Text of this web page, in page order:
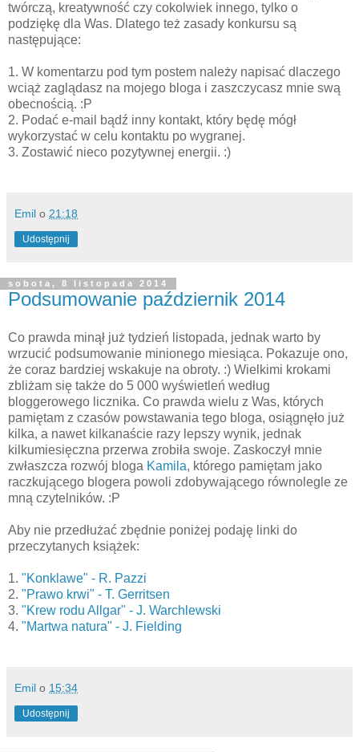
twórczą, kreatywność czy cokolwiek innego, tylko o
podziękę dla Was. Dlatego też zasady konkursu są
następujące:
1. W komentarzu pod tym postem należy napisać dlaczego
wciąż zaglądasz na mojego bloga i zaszczycasz mnie swą
obecnością. :P
2. Podać e-mail bądź inny kontakt, który będę mógł
wykorzystać w celu kontaktu po wygranej.
3. Zostawić nieco pozytywnej energii. :)
Emil o 21:18
Udostępnij
sobota, 8 listopada 2014
Podsumowanie październik 2014
Co prawda minął już tydzień listopada, jednak warto by
wrzucić podsumowanie minionego miesiąca. Pokazuje ono,
że coraz bardziej wskakuje na obroty. :) Wielkimi krokami
zbliżam się także do 5 000 wyświetleń według
bloggerowego licznika. Co prawda wielu z Was, których
pamiętam z czasów powstawania tego bloga, osiągnęło już
kilka, a nawet kilkanaście razy lepszy wynik, jednak
kilkumiesięczna przerwa zrobiła swoje. Zaskoczył mnie
zwłaszcza rozwój bloga Kamila, którego pamiętam jako
raczkującego blogera powoli zdobywającego równolegle ze
mną czytelników. :P
Aby nie przedłużać zbędnie poniżej podaję linki do
przeczytanych książek:
1. "Konklawe" - R. Pazzi
2. "Prawo krwi" - T. Gerritsen
3. "Krew rodu Allgar" - J. Warchlewski
4. "Martwa natura" - J. Fielding
Emil o 15:34
Udostępnij